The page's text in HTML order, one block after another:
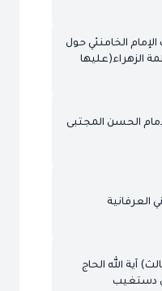
الخامنئي حول
الزهراء(عليها
الحسن المجتبى
العرفانية
آية الله الحاج
دستغيب